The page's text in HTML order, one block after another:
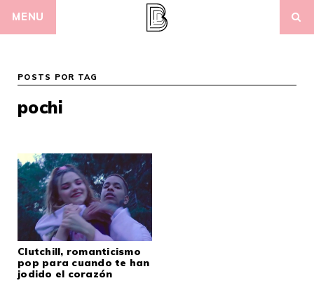
MENU
POSTS POR TAG
pochi
Clutchill, romanticismo
pop para cuando te han
jodido el corazón